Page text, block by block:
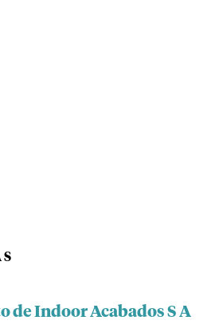
S
de Indoor Acabados S A